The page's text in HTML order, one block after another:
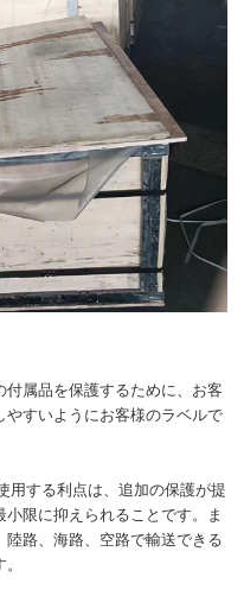
属品を保護するために、お客
すいようにお客様のラベルで
用する利点は、追加の保護が提
限に抑えられることです。ま
路、海路、空路で輸送できる